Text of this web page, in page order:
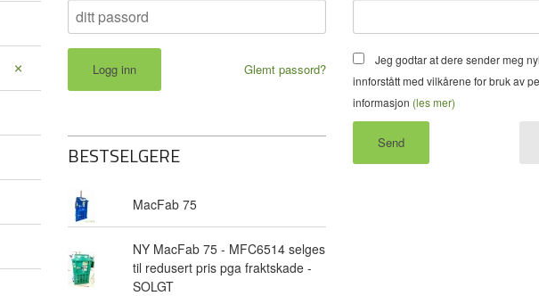
Glemt passord?
BESTSELGERE
MacFab 75
NY MacFab 75 - MFC6514 selges
til redusert pris pga fraktskade -
SOLGT
Jeg godtar at dere sender meg
innforstått med vilkårene for bruk av
informasjon (les mer)